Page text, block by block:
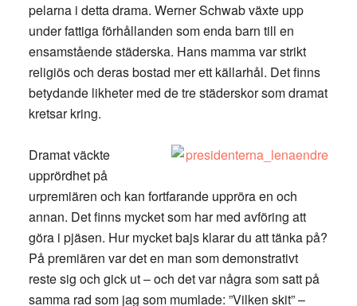
pelarna i detta drama. Werner Schwab växte upp
under fattiga förhållanden som enda barn till en
ensamstående städerska. Hans mamma var strikt
religiös och deras bostad mer ett källarhål. Det finns
betydande likheter med de tre städerskor som dramat
kretsar kring.
Dramat väckte
upprördhet på
urpremiären och kan fortfarande uppröra en och
annan. Det finns mycket som har med avföring att
göra i pjäsen. Hur mycket bajs klarar du att tänka på?
På premiären var det en man som demonstrativt
reste sig och gick ut – och det var några som satt på
samma rad som jag som mumlade: ”Vilken skit” –